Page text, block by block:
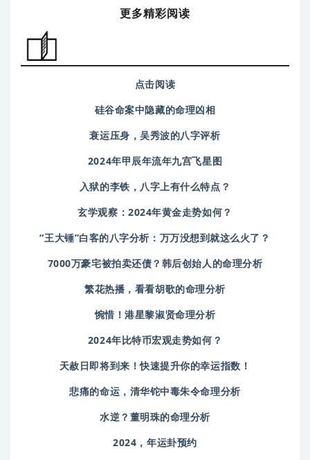
更多精彩阅读
点击阅读
硅谷命案中隐藏的命理凶相
衰运压身，吴秀波的八字评析
2024年甲辰年流年九宫飞星图
入狱的李铁，八字上有什么特点？
玄学观察：2024年黄金走势如何？
“王大锤”白客的八字分析：万万没想到就这么火了？
7000万豪宅被拍卖还债？韩后创始人的命理分析
繁花热播，看看胡歌的命理分析
惋惜！港星黎淑贤命理分析
2024年比特币宏观走势如何？
天赦日即将到来！快速提升你的幸运指数！
悲痛的命运，清华铊中毒朱令命理分析
水逆？董明珠的命理分析
2024，年运卦预约